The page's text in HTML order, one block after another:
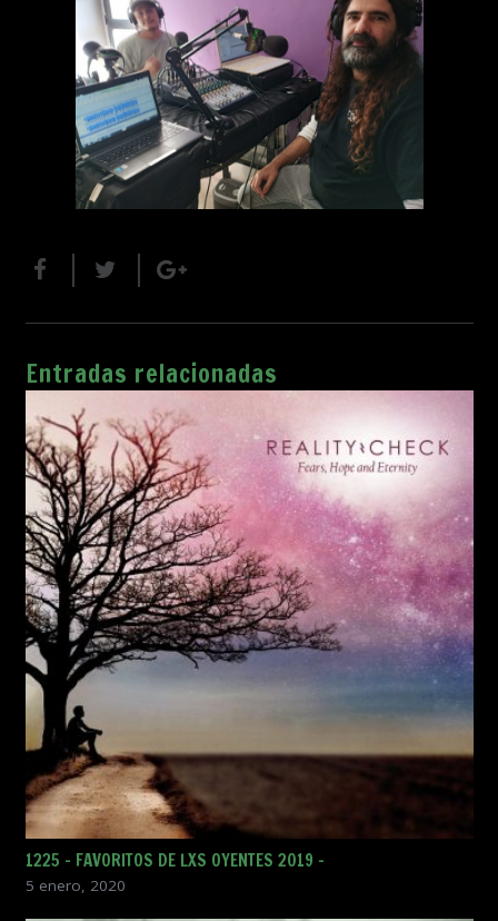
Entradas relacionadas
1225 – FAVORITOS DE LXS OYENTES 2019 –
5 enero, 2020